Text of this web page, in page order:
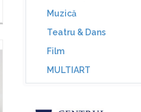
Muzică
Teatru & Dans
Film
MULTIART